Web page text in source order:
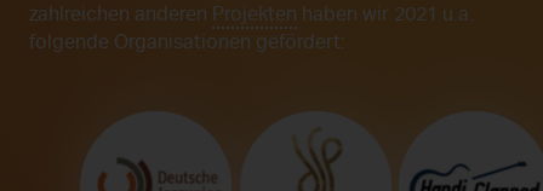
zahlreichen anderen Projekten haben wir 2021 u.a.
folgende Organisationen gefördert: